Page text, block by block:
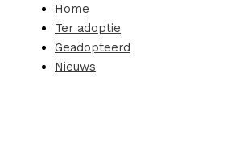
Home
Ter adoptie
Geadopteerd
Nieuws